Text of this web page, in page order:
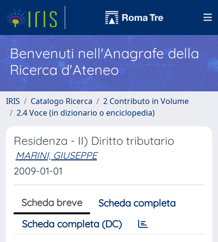
Benvenuti nell'Anagrafe della
Ricerca d'Ateneo
IRIS Catalogo Ricerca
2 Contributo in Volume
2.4 Voce (in dizionario o enciclopedia)
Residenza - II) Diritto tributario
MARINI, GIUSEPPE
2009-01-01
Scheda breve
Scheda completa
Scheda completa (DC)